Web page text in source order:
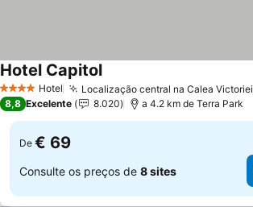
4 EstrelasHotel Localização central na Calea Victoriei
Hotel CapitolVer preços
8,8 Excelente 8.020 a 4.2 km de Terra Park
De € 69
Consulte os preços de 8 sites